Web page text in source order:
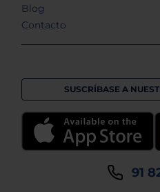
Blog
Contacto
SUSCRÍBASE A
91